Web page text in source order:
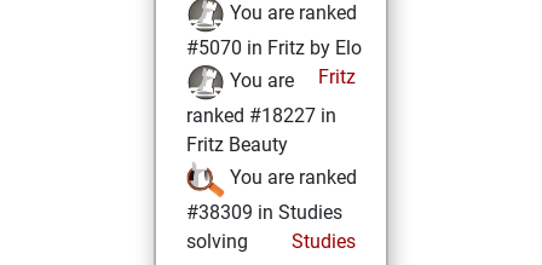
You are ranked
#5070 in Fritz by Elo
Fritz
You are
ranked #18227 in
Fritz Beauty
You are ranked
#38309 in Studies
solving
Studies